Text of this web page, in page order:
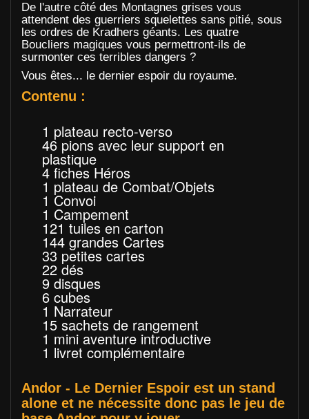
De l'autre côté des Montagnes grises vous
attendent des guerriers squelettes sans pitié, sous
les ordres de Kradhers géants. Les quatre
Boucliers magiques vous permettront-ils de
surmonter ces terribles dangers ?
Vous êtes... le dernier espoir du royaume.
Contenu :
1 plateau recto-verso
46 pions avec leur support en
plastique
4 fiches Héros
1 plateau de Combat/Objets
1 Convoi
1 Campement
121 tuiles en carton
144 grandes Cartes
33 petites cartes
22 dés
9 disques
6 cubes
1 Narrateur
15 sachets de rangement
1 mini aventure introductive
1 livret complémentaire
Andor - Le Dernier Espoir est un stand
alone et ne nécessite donc pas le jeu de